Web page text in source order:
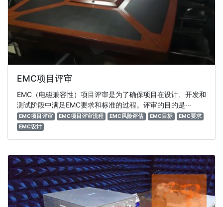
EMC项目评审
EMC（电磁兼容性）项目评审是为了确保项目在设计、开发和
测试阶段中满足EMC要求和标准的过程。评审的目的是···
EMC项目评审 EMC项目评审流程 EMC风险评估 EMC目标
EMC要求
EMC设计